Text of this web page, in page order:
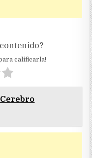
calificarla!